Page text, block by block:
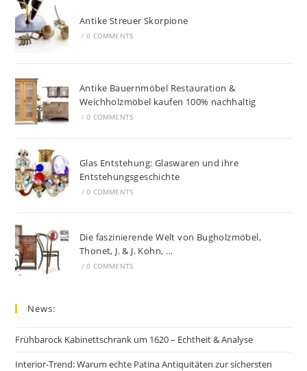
Antike Streuer Skorpione
/ 0 COMMENTS
Antike Bauernmöbel Restauration &
Weichholzmöbel kaufen 100% nachhaltig
/ 0 COMMENTS
Glas Entstehung: Glaswaren und ihre
Entstehungsgeschichte
/ 0 COMMENTS
Die faszinierende Welt von Bugholzmöbel,
Thonet, J. & J. Kohn, …
/ 0 COMMENTS
News:
Frühbarock Kabinettschrank um 1620 – Echtheit & Analyse
Interior-Trend: Warum echte Patina Antiquitäten zur sichersten